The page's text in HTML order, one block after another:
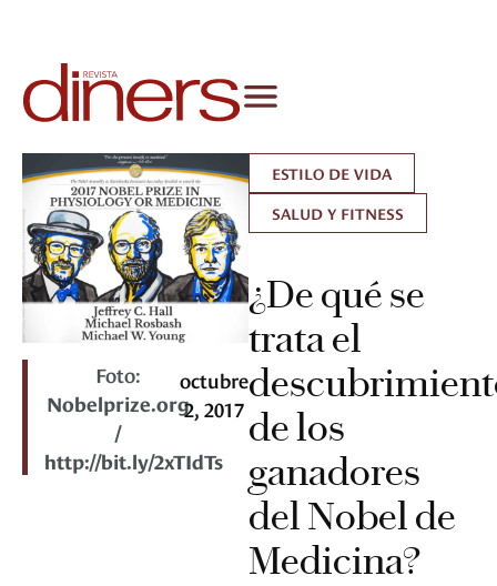
Foto:
Nobelprize.org
/
http://bit.ly/2xTIdTs
octubre
2, 2017
ESTILO DE VIDA
SALUD Y FITNESS
¿De qué se
trata el
de los
ganadores
del Nobel de
Medicina?